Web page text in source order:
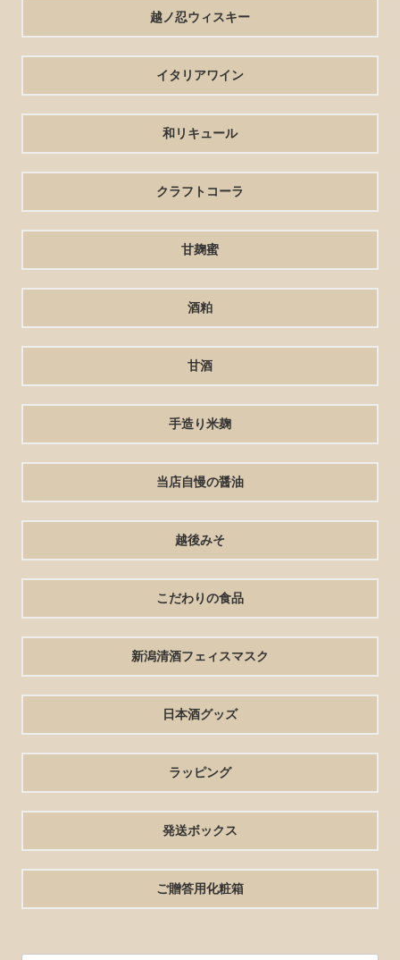
越ノ忍ウィスキー
イタリアワイン
和リキュール
クラフトコーラ
甘麹蜜
酒粕
甘酒
手造り米麹
当店自慢の醤油
越後みそ
こだわりの食品
新潟清酒フェィスマスク
日本酒グッズ
ラッピング
発送ボックス
ご贈答用化粧箱